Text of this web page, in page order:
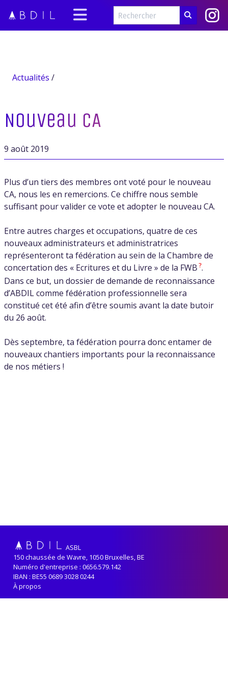
Actualités /
Nouveau CA
9 août 2019
Plus d’un tiers des membres ont voté pour le nouveau
CA, nous les en remercions. Ce chiffre nous semble
suffisant pour valider ce vote et adopter le nouveau CA.
Entre autres charges et occupations, quatre de ces
nouveaux administrateurs et administratrices
représenteront ta fédération au sein de la Chambre de
concertation des « Ecritures et du Livre » de la FWB?.
Dans ce but, un dossier de demande de reconnaissance
d’ABDIL comme fédération professionnelle sera
constitué cet été afin d’être soumis avant la date butoir
du 26 août.
Dès septembre, ta fédération pourra donc entamer de
nouveaux chantiers importants pour la reconnaissance
de nos métiers !
ASBL
150 chaussée de Wavre, 1050 Bruxelles, BE
Numéro d'entreprise : 0656.579.142
IBAN : BE55 0689 3028 0244
À propos
Adhérer